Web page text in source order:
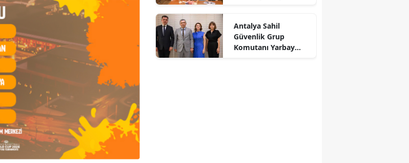
Antalya Sahil
Güvenlik Grup
Komutanı Yarbay